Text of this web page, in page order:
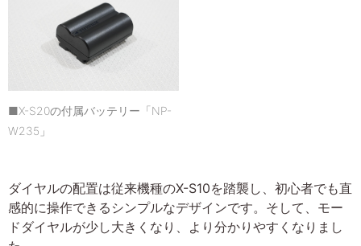
■X-S20の付属バッテリー「NP-
W235」
ダイヤルの配置は従来機種のX-S10を踏襲し、初心者でも直
感的に操作できるシンプルなデザインです。そして、モー
ドダイヤルが少し大きくなり、より分かりやすくなりまし